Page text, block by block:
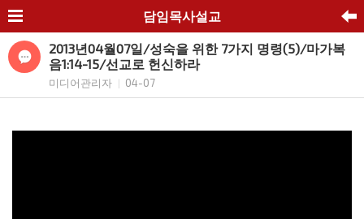
담임목사설교
2013년04월07일/성숙을 위한 7가지 명령(5)/마가복
음1:14-15/선교로 헌신하라
미디어관리자 04-07